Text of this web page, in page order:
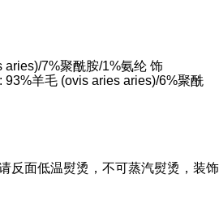
aries)/7%聚酰胺/1%氨纶 饰
93%羊毛 (ovis aries aries)/6%聚酰
反面低温熨烫，不可蒸汽熨烫，装饰